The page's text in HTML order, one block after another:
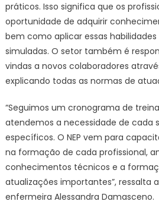
práticos. Isso significa que os
oportunidade de adquirir
bem como aplicar essas
simuladas. O setor também é
vindas a novos colaboradores
explicando todas as normas de
“Seguimos um cronograma de
atendemos a necessidade de cada
específicos. O NEP vem para
na formação de cada profissional,
conhecimentos técnicos e a
atualizações importantes”, ressalta
enfermeira Alessandra Damasceno.